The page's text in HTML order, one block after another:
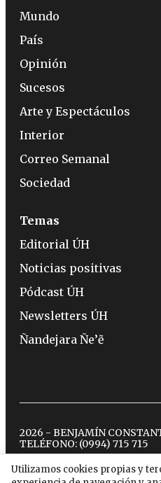
Utilizamos cookies propias y
Mundo
País
Opinión
Sucesos
Arte y Espectáculos
Interior
Correo Semanal
Sociedad
Temas
Editorial ÚH
Noticias positivas
Pódcast ÚH
Newsletters ÚH
Ñandejara Ñe’ẽ
2026 - BENJAMÍN
TELÉFONO: (0994) 715 715